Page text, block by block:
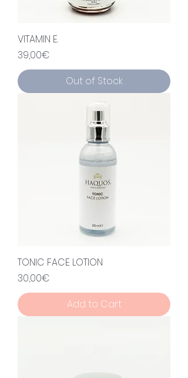
VITAMIN E.
Price
39,00€
Out of Stock
TONIC FACE LOTION
Price
30,00€
Add to Cart